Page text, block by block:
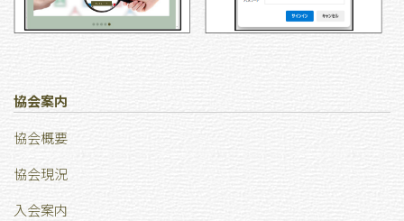
協会案内
協会概要
協会現況
⼊会案内